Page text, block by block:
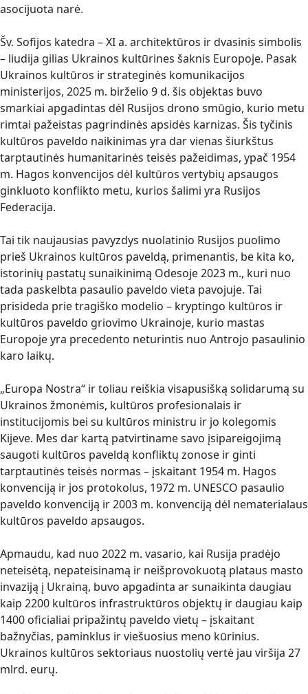
asocijuota narė.
Šv. Sofijos katedra – XI a. architektūros ir dvasinis simbolis
– liudija gilias Ukrainos kultūrines šaknis Europoje. Pasak
Ukrainos kultūros ir strateginės komunikacijos
ministerijos, 2025 m. birželio 9 d. šis objektas buvo
smarkiai apgadintas dėl Rusijos drono smūgio, kurio metu
rimtai pažeistas pagrindinės apsidės karnizas. Šis tyčinis
kultūros paveldo naikinimas yra dar vienas šiurkštus
tarptautinės humanitarinės teisės pažeidimas, ypač 1954
m. Hagos konvencijos dėl kultūros vertybių apsaugos
ginkluoto konflikto metu, kurios šalimi yra Rusijos
Federacija.
Tai tik naujausias pavyzdys nuolatinio Rusijos puolimo
prieš Ukrainos kultūros paveldą, primenantis, be kita ko,
istorinių pastatų sunaikinimą Odesoje 2023 m., kuri nuo
tada paskelbta pasaulio paveldo vieta pavojuje. Tai
prisideda prie tragiško modelio – kryptingo kultūros ir
kultūros paveldo griovimo Ukrainoje, kurio mastas
Europoje yra precedento neturintis nuo Antrojo pasaulinio
karo laikų.
„Europa Nostra“ ir toliau reiškia visapusišką solidarumą su
Ukrainos žmonėmis, kultūros profesionalais ir
institucijomis bei su kultūros ministru ir jo kolegomis
Kijeve. Mes dar kartą patvirtiname savo įsipareigojimą
saugoti kultūros paveldą konfliktų zonose ir ginti
tarptautinės teisės normas – įskaitant 1954 m. Hagos
konvenciją ir jos protokolus, 1972 m. UNESCO pasaulio
paveldo konvenciją ir 2003 m. konvenciją dėl nematerialaus
kultūros paveldo apsaugos.
Apmaudu, kad nuo 2022 m. vasario, kai Rusija pradėjo
neteisėtą, nepateisinamą ir neišprovokuotą plataus masto
invaziją į Ukrainą, buvo apgadinta ar sunaikinta daugiau
kaip 2200 kultūros infrastruktūros objektų ir daugiau kaip
1400 oficialiai pripažintų paveldo vietų – įskaitant
bažnyčias, paminklus ir viešuosius meno kūrinius.
Ukrainos kultūros sektoriaus nuostolių vertė jau viršija 27
mlrd. eurų.